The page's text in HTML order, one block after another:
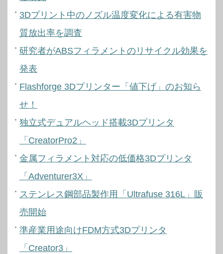
3Dプリント中のノズル温度変化による有害物
質放出率を調査
研究者がABSフィラメントのリサイクル効果を
発表
Flashforge 3Dプリンター「値下げ」のお知ら
せ！
独立式デュアルヘッド搭載3Dプリンタ
「CreatorPro2」
金属フィラメント対応の低価格3Dプリンタ
「Adventurer3X」
ステンレス鋼部品製作用「Ultrafuse 316L」販
売開始
準産業用途向けFDM方式3Dプリンタ
「Creator3」